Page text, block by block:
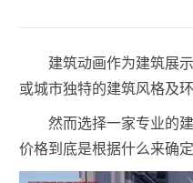
建筑动画作为建筑展
或城市独特的建筑风格及
然而选择一家专业的
价格到底是根据什么来确